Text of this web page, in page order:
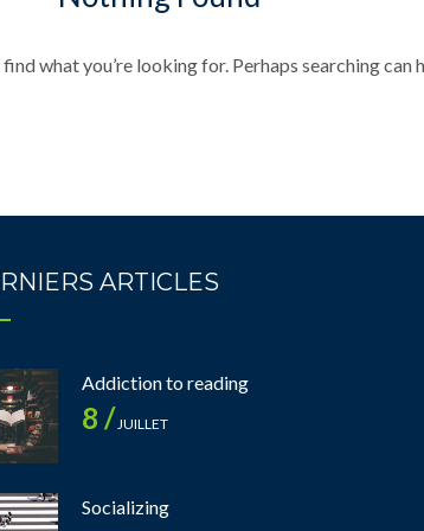
find what you’re looking for. Perhaps searching can
ARTICLES
Addiction to reading
8 /JUILLET
Socializing